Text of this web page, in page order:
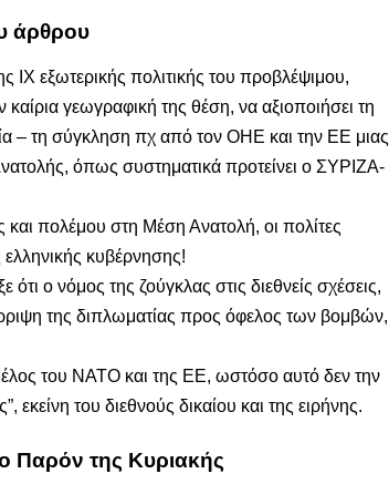
άρθρου
εξωτερικής πολιτικής του προβλέψιμου,
γεωγραφική της θέση, να αξιοποιήσει τη
– τη σύγκληση πχ από τον ΟΗΕ και την ΕΕ μιας
όπως συστηματικά προτείνει ο ΣΥΡΙΖΑ-
πολέμου στη Μέση Ανατολή, οι πολίτες
κυβέρνησης!
ο νόμος της ζούγκλας στις διεθνείς σχέσεις,
της διπλωματίας προς όφελος των βομβών,
του NATO και της ΕΕ, ωστόσο αυτό δεν την
του διεθνούς δικαίου και της ειρήνης.
Παρόν της Κυριακής